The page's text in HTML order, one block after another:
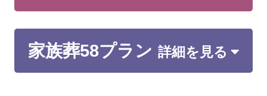
家族葬58プラン 詳細を見る